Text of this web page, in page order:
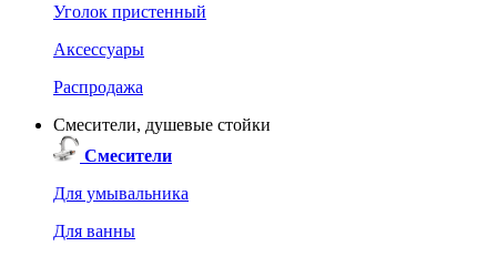
Уголок пристенный
Аксессуары
Распродажа
Смесители, душевые стойки
Смесители
Для умывальника
Для ванны